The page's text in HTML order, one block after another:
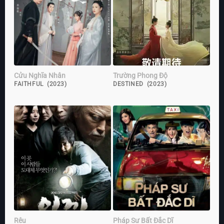
Cửu Nghĩa Nhân
FAITHFUL (2023)
Trường Phong Độ
DESTINED (2023)
Rêu Pháp Sư Bất Đắc Dĩ